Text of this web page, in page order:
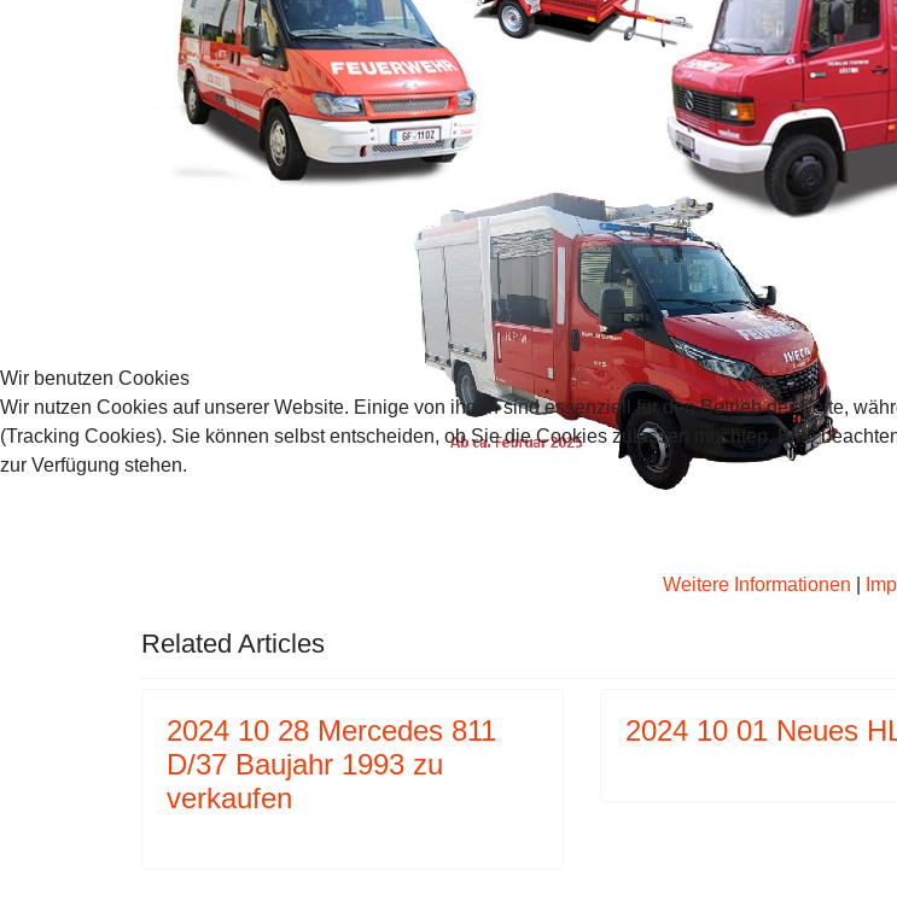
VORHERIGER BEITRAG: 2024 10 28 MERCEDES 811 D/37
NÄCHSTER BEITRAG: 2024 10 01 NEUES
Related Articles
2024 10 28 Mercedes 811
D/37 Baujahr 1993 zu
verkaufen
2024 10 01 Neues
Wir benutzen Cookies
Wir nutzen Cookies auf unserer Website. Einige von ihnen sind essenziell für den Betrieb der Seite,
(Tracking Cookies). Sie können selbst entscheiden, ob Sie die Cookies zulassen möchten. Bitte
zur Verfügung stehen.
Weitere Informationen